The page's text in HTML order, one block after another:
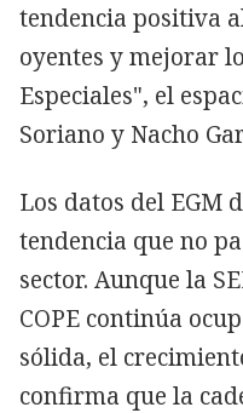
tendencia positiva
oyentes y mejorar
Especiales", el
Soriano y Nacho
Los datos del EGM
tendencia que no
sector. Aunque la
COPE continúa
sólida, el
confirma que la